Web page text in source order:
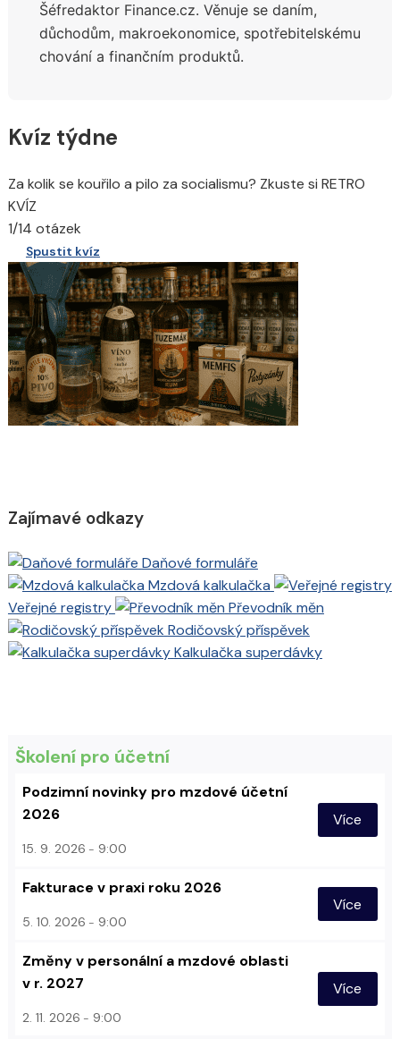
síti
X
Šéfredaktor Finance.cz. Věnuje se daním,
důchodům, makroekonomice, spotřebitelskému
chování a finančním produktů.
Kvíz týdne
Za kolik se kouřilo a pilo za socialismu? Zkuste si RETRO
KVÍZ
1/14 otázek
Spustit kvíz
Zajímavé odkazy
Daňové formuláře
Mzdová kalkulačka
Veřejné registry
Převodník měn
Rodičovský příspěvek
Kalkulačka superdávky
Školení pro účetní
Podzimní novinky pro mzdové účetní
2026
15. 9. 2026 9:00
Více
Fakturace v praxi roku 2026
5. 10. 2026 9:00
Více
Změny v personální a mzdové oblasti
v r. 2027
2. 11. 2026 9:00
Více